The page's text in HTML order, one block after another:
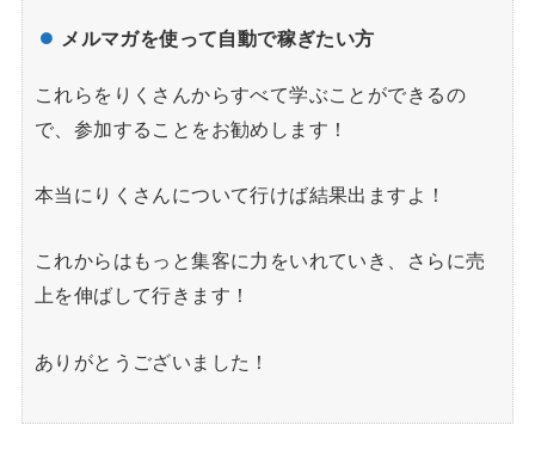
メルマガを使って自動で稼ぎたい方
これらをりくさんからすべて学ぶことができるの
で、参加することをお勧めします！
本当にりくさんについて行けば結果出ますよ！
これからはもっと集客に力をいれていき、さらに売
上を伸ばして行きます！
ありがとうございました！